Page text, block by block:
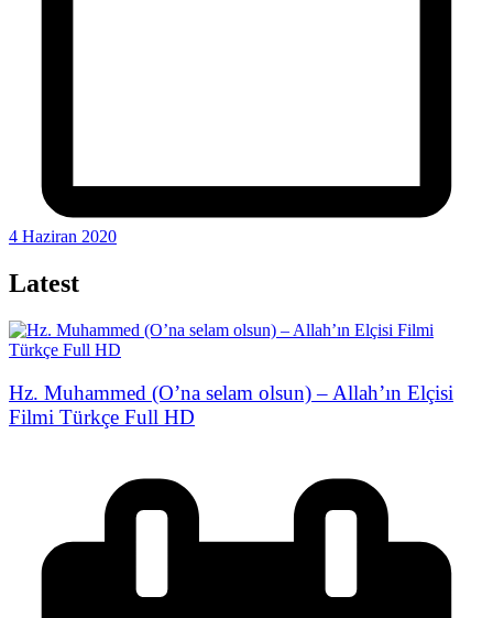
4 Haziran 2020
Latest
Hz. Muhammed (O’na selam olsun) – Allah’ın Elçisi
Filmi Türkçe Full HD